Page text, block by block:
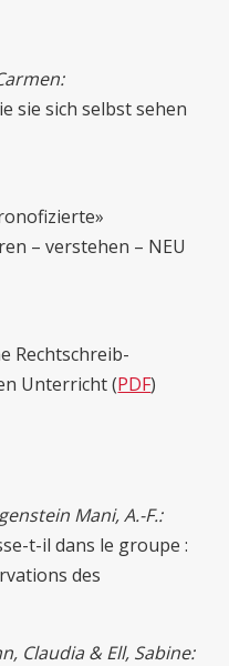
sie sich selbst sehen
– verstehen – NEU
Rechtschreib-
Unterricht (PDF)
Mani, A.-F.:
t-il dans le groupe :
des
Claudia & Ell, Sabine: